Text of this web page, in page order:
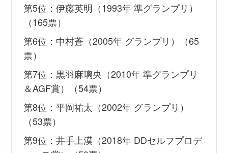
第5位：伊藤英明（1993年 準グランプリ）
（165票）
第6位：中村蒼（2005年 グランプリ）（65
票）
第7位：黒羽麻璃央（2010年 準グランプリ
＆AGF賞）（54票）
第8位：平岡祐太（2002年 グランプリ）
（53票）
第9位：井手上漠（2018年 DDセルフプロデ